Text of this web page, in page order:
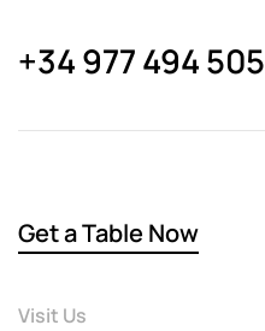
+34 977 494 505
Get a Table Now
Visit Us